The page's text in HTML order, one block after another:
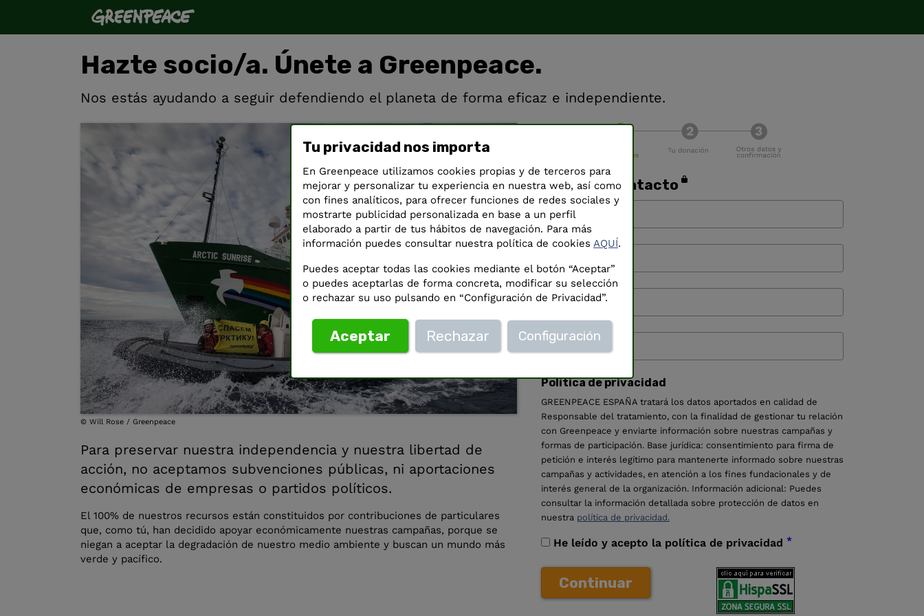
Hazte socio/a. Únete a Greenpeace.
Nos estás ayudando a seguir defendiendo el planeta de forma eficaz e independiente.
© Will Rose / Greenpeace
Para preservar nuestra independencia y nuestra libertad de
acción, no aceptamos subvenciones públicas, ni aportaciones
económicas de empresas o partidos políticos.
El 100% de nuestros recursos están constituidos por contribuciones de particulares
que, como tú, han decidido apoyar económicamente nuestras campañas, porque se
niegan a aceptar la degradación de nuestro medio ambiente y buscan un mundo más
verde y pacífico.
Nombre y contacto
Política de privacidad
GREENPEACE ESPAÑA tratará los datos aportados en calidad de
Responsable del tratamiento, con la finalidad de gestionar tu relación
con Greenpeace y enviarte información sobre nuestras campañas y
formas de participación. Base jurídica: consentimiento para firma de
petición e interés legítimo para mantenerte informado sobre nuestras
campañas y actividades, en atención a los fines fundacionales y de
interés general de la organización. Información adicional: Puedes
consultar la información detallada sobre protección de datos en
nuestra política de privacidad.
He leído y acepto la política de privacidad *
Continuar
Tu privacidad nos importa
En Greenpeace utilizamos cookies propias y de terceros para
mejorar y personalizar tu experiencia en nuestra web, así como
con fines analíticos, para ofrecer funciones de redes sociales y
mostrarte publicidad personalizada en base a un perfil
elaborado a partir de tus hábitos de navegación. Para más
información puedes consultar nuestra política de cookies AQUÍ.
Puedes aceptar todas las cookies mediante el botón “Aceptar”
o puedes aceptarlas de forma concreta, modificar su selección
o rechazar su uso pulsando en “Configuración de Privacidad”.
Aceptar Rechazar Configuración